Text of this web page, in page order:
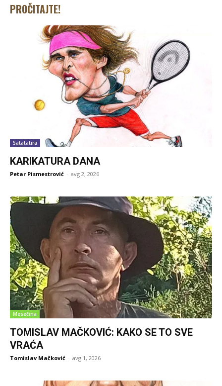
PROČITAJTE!
Satatatira
KARIKATURA DANA
Petar Pismestrović - avg 2, 2026
Mesečina
TOMISLAV MAČKOVIĆ: KAKO SE TO SVE
VRAĆA
Tomislav Mačković - avg 1, 2026